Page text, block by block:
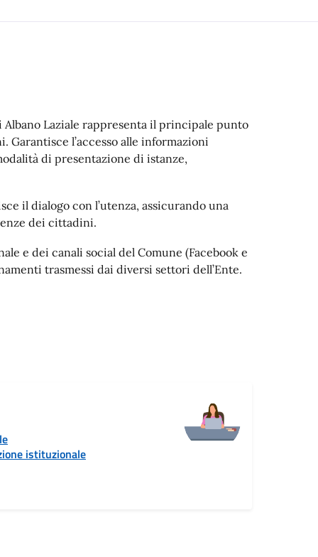
Albano Laziale rappresenta il principale punto
l’accesso alle informazioni
di presentazione di istanze,
il dialogo con l’utenza, assicurando una
dei cittadini.
e dei canali social del Comune (Facebook e
trasmessi dai diversi settori dell’Ente.
istituzionale